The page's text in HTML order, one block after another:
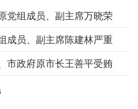
党组成员、副主席万晓荣
成员、副主席陈建林严重
市政府原市长王善平受贿